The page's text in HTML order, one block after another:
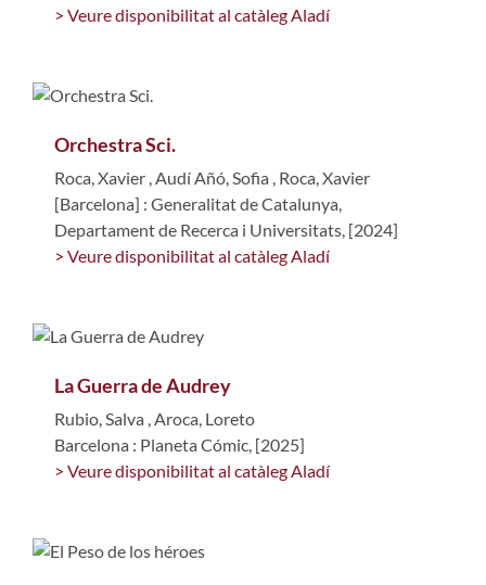
> Veure disponibilitat al catàleg Aladí
Orchestra Sci.
Roca, Xavier Audí Añó, Sofia Roca, Xavier
[Barcelona] : Generalitat de Catalunya,
Departament de Recerca i Universitats, [2024]
> Veure disponibilitat al catàleg Aladí
La Guerra de Audrey
Rubio, Salva Aroca, Loreto
Barcelona : Planeta Cómic, [2025]
> Veure disponibilitat al catàleg Aladí